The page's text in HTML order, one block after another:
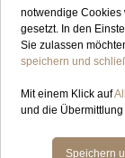
SEP